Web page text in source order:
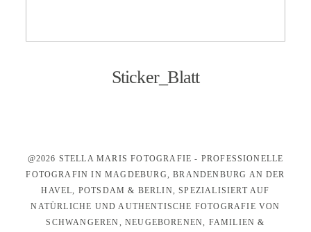
Sticker_Blatt
@2026 STELLA MARIS FOTOGRAFIE - PROFESSIONELLE
FOTOGRAFIN IN MAGDEBURG, BRANDENBURG AN DER
HAVEL, POTSDAM & BERLIN, SPEZIALISIERT AUF
NATÜRLICHE UND AUTHENTISCHE FOTOGRAFIE VON
SCHWANGEREN, NEUGEBORENEN, FAMILIEN &